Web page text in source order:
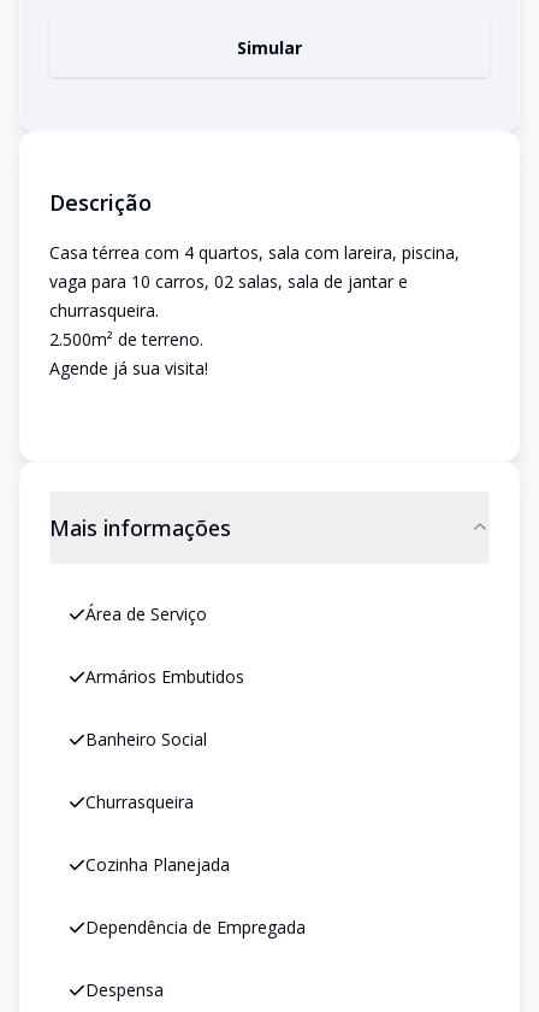
Simular
Descrição
Casa térrea com 4 quartos, sala com lareira, piscina,
vaga para 10 carros, 02 salas, sala de jantar e
churrasqueira.
2.500m² de terreno.
Agende já sua visita!
Mais informações
Área de Serviço
Armários Embutidos
Banheiro Social
Churrasqueira
Cozinha Planejada
Dependência de Empregada
Despensa